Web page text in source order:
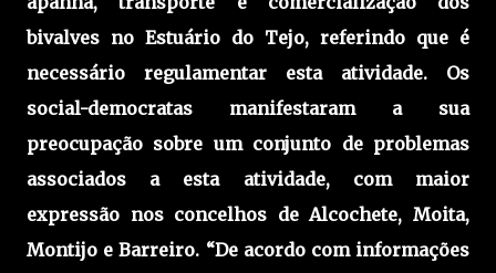
bivalves no Estuário do Tejo, referindo que é
necessário regulamentar esta atividade. Os
social-democratas manifestaram a sua
preocupação sobre um conjunto de problemas
associados a esta atividade, com maior
expressão nos concelhos de Alcochete, Moita,
Montijo e Barreiro. “De acordo com informações